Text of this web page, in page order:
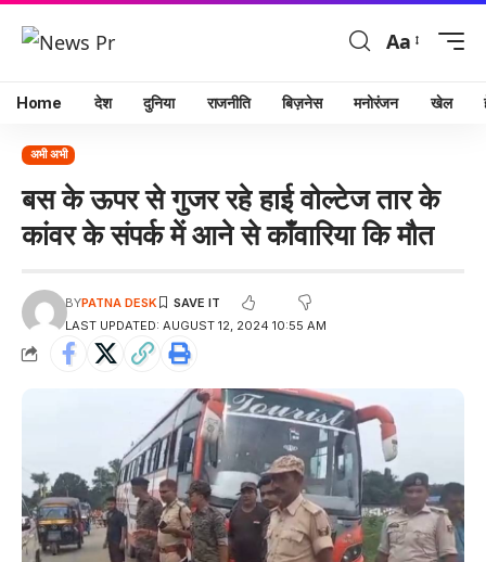
Aa
Home देश दुनिया राजनीति बिज़नेस मनोरंजन खेल
अभी अभी
बस के ऊपर से गुजर रहे हाई वोल्टेज तार के
कांवर के संपर्क में आने से काँवारिया कि मौत
LAST UPDATED: AUGUST 12, 2024 10:55 AM
BYPATNA DESK